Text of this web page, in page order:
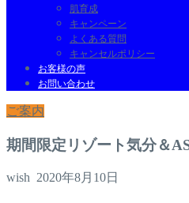
肌育成
キャンペーン
よくある質問
キャンセルポリシー
お客様の声
お問い合わせ
ご案内
期間限定リゾート気分＆
wish 2020年8月10日